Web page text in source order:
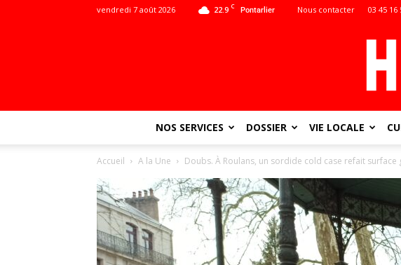
22.9 C Pontarlier
vendredi 7 août 2026 Nous contacter 03 45 16
NOS SERVICES DOSSIER VIE LOCALE
Accueil A la Une Doubs. À Roulans, un sordide cold case refait surface